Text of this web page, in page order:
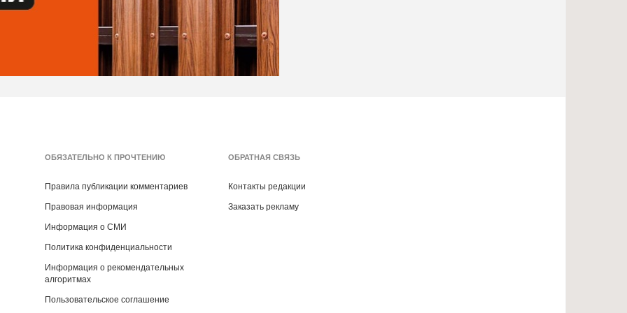
ОБЯЗАТЕЛЬНО К ПРОЧТЕНИЮ
Правила публикации комментариев
Правовая информация
Информация о СМИ
Политика конфиденциальности
Информация о рекомендательных
алгоритмах
Пользовательское соглашение
ОБРАТНАЯ СВЯЗЬ
Контакты редакции
Заказать рекламу